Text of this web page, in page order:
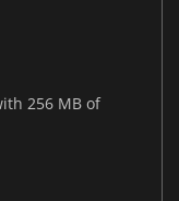
256 MB of